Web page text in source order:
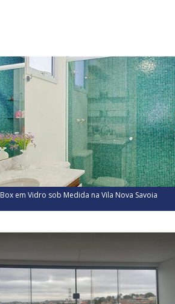
Box em Vidro sob Medida na Vila Nova Savoia